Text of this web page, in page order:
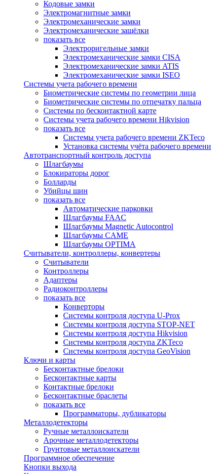
Кодовые замки
Электромагнитные замки
Электромеханические замки
Электромеханические защёлки
показать все
Электроригельные замки
Электромеханические замки CISA
Электромеханические замки ATIS
Электромеханические замки ISEO
Системы учета рабочего времени
Биометрические системы по геометрии лица
Биометрические системы по отпечатку пальца
Системы по бесконтактной карте
Системы учета рабочего времени Hikvision
показать все
Системы учета рабочего времени ZKTeco
Установка системы учёта рабочего времени
Автотранспортный контроль доступа
Шлагбаумы
Блокираторы дорог
Болларды
Убийцы шин
показать все
Автоматические парковки
Шлагбаумы FAAC
Шлагбаумы Magnetic Autocontrol
Шлагбаумы CAME
Шлагбаумы OPTIMA
Считыватели, контроллеры, конвертеры
Считыватели
Контроллеры
Адаптеры
Радиоконтроллеры
показать все
Конверторы
Системы контроля доступа U-Prox
Системы контроля доступа STOP-NET
Системы контроля доступа Hikvision
Системы контроля доступа ZKTeco
Системы контроля доступа GeoVision
Ключи и карты
Бесконтактные брелоки
Бесконтактные карты
Контактные брелоки
Бесконтактные браслеты
показать все
Программаторы, дубликаторы
Металлодетекторы
Ручные металлоискатели
Арочные металлодетекторы
Грунтовые металлоискатели
Программное обеспечение
Кнопки выхода